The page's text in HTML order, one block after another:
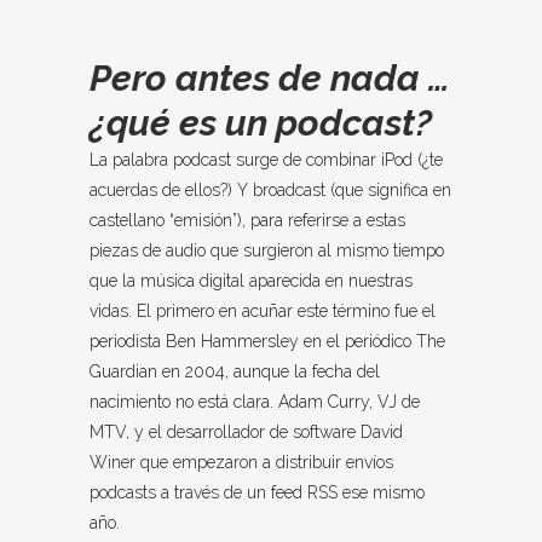
Pero antes de nada …
¿qué es un podcast?
La palabra podcast surge de combinar iPod (¿te
acuerdas de ellos?) Y broadcast (que significa en
castellano “emisión”), para referirse a estas
piezas de audio que surgieron al mismo tiempo
que la música digital aparecida en nuestras
vidas. El primero en acuñar este término fue el
periodista Ben Hammersley en el periódico The
Guardian en 2004, aunque la fecha del
nacimiento no está clara. Adam Curry, VJ de
MTV, y el desarrollador de software David
Winer que empezaron a distribuir envíos
podcasts a través de un feed RSS ese mismo
año.